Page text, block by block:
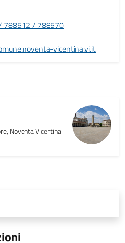
788512 / 788570
vicentina.vi.it
Noventa Vicentina